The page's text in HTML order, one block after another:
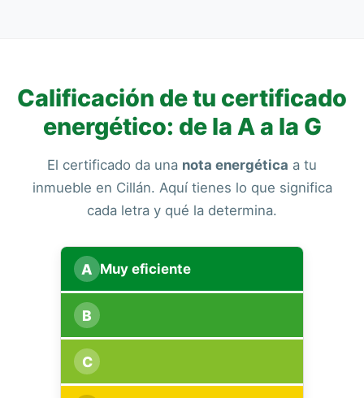
Calificación de tu certificado
energético: de la A a la G
El certificado da una nota energética a tu
inmueble en Cillán. Aquí tienes lo que significa
cada letra y qué la determina.
A Muy eficiente
B
C